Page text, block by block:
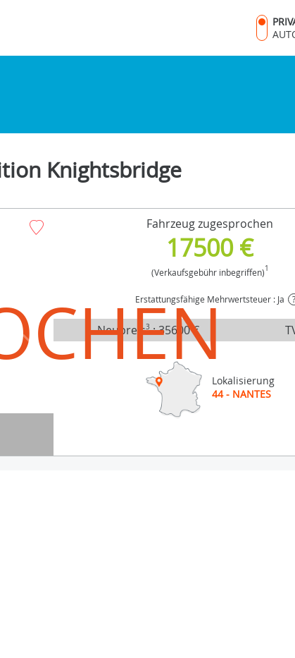
Knightsbridge
Fahrzeug zugesprochen
17500 €
(Verkaufsgebühr inbegriffen)1
Erstattungsfähige Mehrwertsteuer : Ja ?
Neupreis3:35600 €
Lokalisierung
44 - NANTES